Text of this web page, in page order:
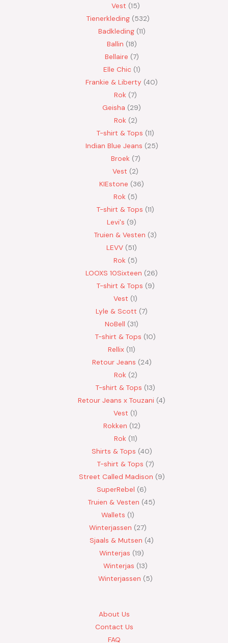
Vest 15
Tienerkleding 532
Badkleding 11
Ballin 18
Bellaire 7
Elle Chic 1
Frankie & Liberty 40
Rok 7
Geisha
29
Rok 2
T-shirt & Tops 11
Indian Blue Jeans 25
Broek 7
Vest
2
KIEstone
36
Rok 5
T-shirt & Tops 11
Levi's
9
Truien & Vesten
3
LEVV 51
Rok 5
LOOXS 10Sixteen
26
T-shirt & Tops 9
Vest 1
Lyle & Scott 7
NoBell
31
T-shirt & Tops 10
Rellix 11
Retour Jeans 24
Rok 2
T-shirt & Tops 13
Retour Jeans x Touzani 4
Vest 1
Rokken 12
Rok 11
Shirts & Tops 40
T-shirt & Tops 7
Street Called Madison 9
SuperRebel
6
Truien & Vesten 45
Wallets 1
Winterjassen
27
Sjaals & Mutsen 4
Winterjas 19
Winterjas 13
Winterjassen
5
About Us
Contact Us
FAQ